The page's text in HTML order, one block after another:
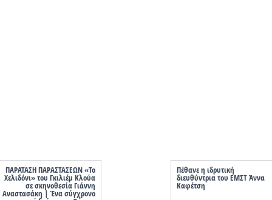
ΠΑΡΑΤΑΣΗ ΠΑΡΑΣΤΑΣΕΩΝ «Το
Χελιδόνι» του Γκιλιέμ Κλούα
σε σκηνοθεσία Γιάννη
Αναστασάκη | Ένα σύγχρονο
Πέθανε η ιδρυτική
διευθύντρια του ΕΜΣΤ Άννα
Καφέτση